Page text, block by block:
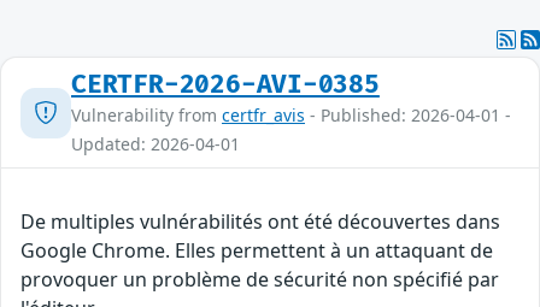
CERTFR-2026-AVI-0385
Vulnerability from certfr_avis - Published: 2026-04-01 -
Updated: 2026-04-01
De multiples vulnérabilités ont été découvertes dans
Google Chrome. Elles permettent à un attaquant de
provoquer un problème de sécurité non spécifié par